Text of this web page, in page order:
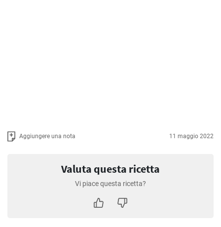
Aggiungere una nota 11 maggio 2022
Valuta questa ricetta
Vi piace questa ricetta?